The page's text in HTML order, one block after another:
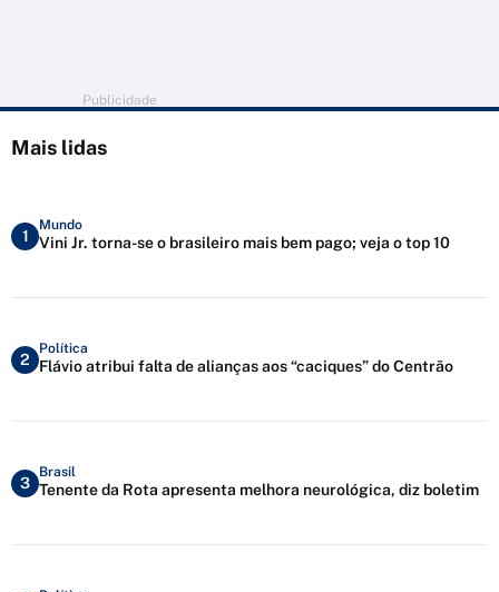
Publicidade
Mais lidas
1
Mundo
Vini Jr. torna-se o brasileiro mais bem pago; veja o top 10
2
Política
Flávio atribui falta de alianças aos “caciques” do Centrão
3
Brasil
Tenente da Rota apresenta melhora neurológica, diz boletim